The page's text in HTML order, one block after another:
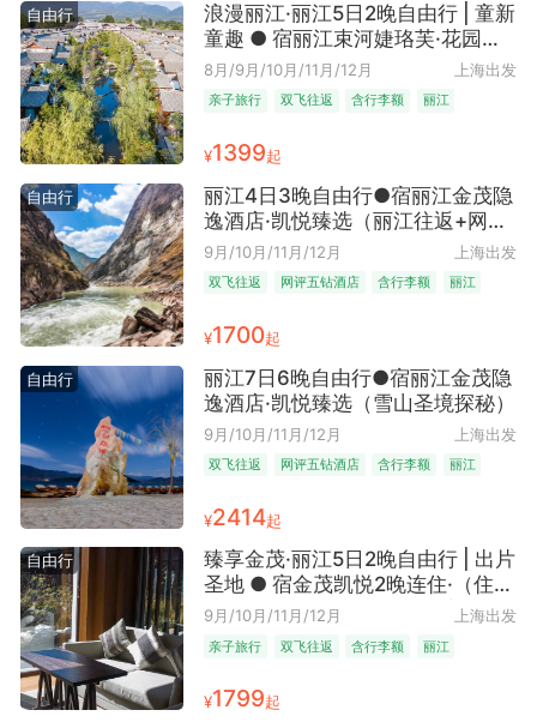
自由行
浪漫丽江·丽江5日2晚自由行 | 童新
童趣 ● 宿丽江束河婕珞芙·花园酒
店·（2晚网评5钻酒店+含早｜暑期
亲子躺游 敬自己一刻酥服假期+又
菜又爱玩专治带娃焦虑）
8月/9月/10月/11月/12月 上海出发
亲子旅行 双飞往返 含行李额 丽江
¥1399起
自由行
丽江4日3晚自由行●宿丽江金茂隐
逸酒店·凯悦臻选（丽江往返+网评
五钻酒店+近束河古镇）
9月/10月/11月/12月 上海出发
双飞往返 网评五钻酒店 含行李额 丽江
¥1700起
自由行
丽江7日6晚自由行●宿丽江金茂隐
逸酒店·凯悦臻选（雪山圣境探秘）
9月/10月/11月/12月 上海出发
双飞往返 网评五钻酒店 含行李额 丽江
¥2414起
自由行
臻享金茂·丽江5日2晚自由行 | 出片
圣地 ● 宿金茂凯悦2晚连住·（住进
玉龙雪山脚下+含早｜纳西庭院融
现代美学+湖面划船远眺雪山 每个
角度都是大片｜全家都能住得很
chill）
9月/10月/11月/12月 上海出发
亲子旅行 双飞往返 含行李额
丽江
¥1799起